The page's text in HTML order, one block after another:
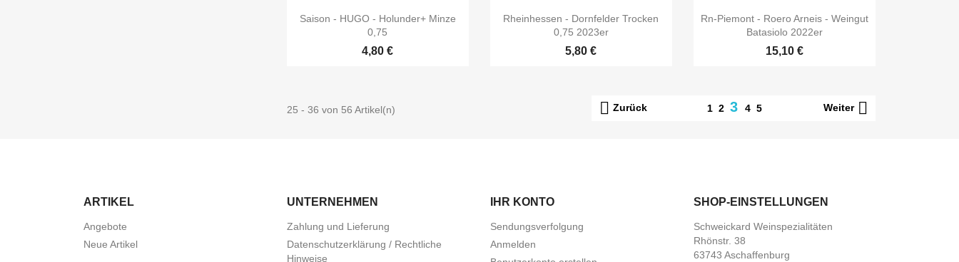
 Vorschau
Saison - HUGO - Holunder+ Minze
0,75
4,80 €
 Vorschau
Rheinhessen - Dornfelder Trocken
0,75 2023er
5,80 €
 Vorschau
Rn-Piemont - Roero Arneis - Weingut
Batasiolo 2022er
15,10 €
25 - 36 von 56 Artikel(n)  Zurück 12345 Weiter 
ARTIKEL
Angebote
Neue Artikel
UNTERNEHMEN
Zahlung und Lieferung
Datenschutzerklärung / Rechtliche
Hinweise
IHR KONTO
Sendungsverfolgung
Anmelden
SHOP-EINSTELLUNGEN
Schweickard Weinspezialitäten
Rhönstr. 38
63743 Aschaffenburg